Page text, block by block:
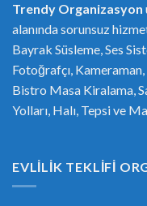
Trendy Organizasyon
alanında sorunsuz
Bayrak Süsleme, Ses
Fotoğrafçı,
Bistro Masa Kiralama,
Yolları, Halı, Tepsi ve
EVLILIK TEKLIFI